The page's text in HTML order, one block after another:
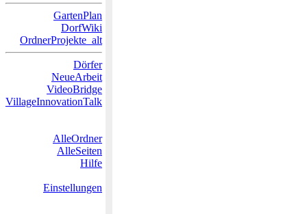
GartenPlan
DorfWiki
OrdnerProjekte_alt
Dörfer
NeueArbeit
VideoBridge
VillageInnovationTalk
AlleOrdner
AlleSeiten
Hilfe
Einstellungen